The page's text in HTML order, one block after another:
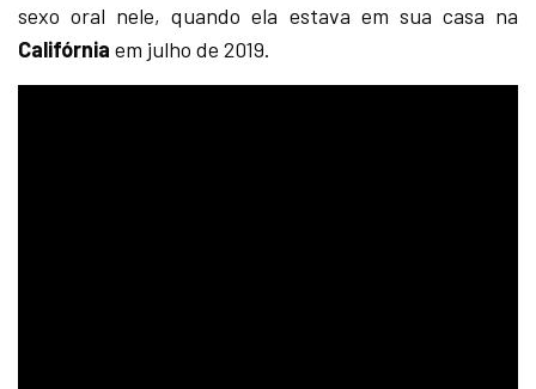
sexo oral nele, quando ela estava em sua casa na
Califórnia em julho de 2019.